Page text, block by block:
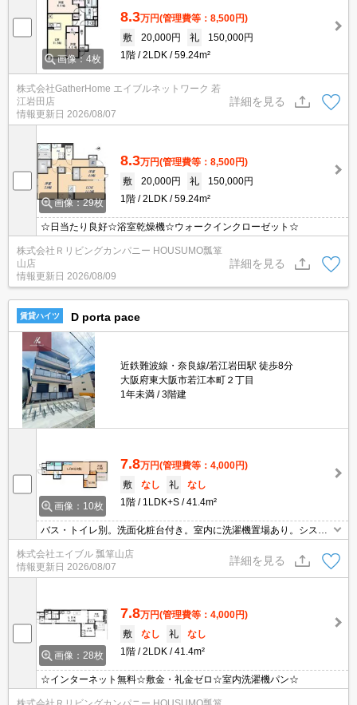
画像：4枚
8.3万円(管理費等：8,500円)
敷
20,000円 礼
150,000円
1階
2LDK 59.24m²
株式会社GatherHome エイブルネットワーク 若
江岩田店
情報更新日 2026/08/07
詳細を見る
画像：29枚
8.3万円(管理費等：8,500円)
敷
20,000円 礼
150,000円
1階
2LDK 59.24m²
☆日当たり良好☆浴室乾燥機☆ウォークインクローゼット☆
株式会社Ｒリビングカンパニー HOUSUMO瓢箪
山店
情報更新日 2026/08/09
詳細を見る
賃貸ハイツ D porta pace
近鉄難波線・奈良線/若江岩田駅 徒歩8分
大阪府東大阪市若江本町２丁目
1年未満
3階建
画像：10枚
7.8万円(管理費等：4,000円)
敷
なし 礼
なし
1階
1LDK+S 41.4m²
バス・トイレ別。洗面化粧台付き。室内に洗濯機置場あり。システ
ムキッチン。TVインターホン付き。クローゼット付。エアコン付
き。浴室乾燥機付。
株式会社エイブル 瓢箪山店
情報更新日 2026/08/07
詳細を見る
画像：28枚
7.8万円(管理費等：4,000円)
敷
なし 礼
なし
1階
2LDK 41.4m²
☆インターネット無料☆敷金・礼金ゼロ☆室内洗濯機パン☆